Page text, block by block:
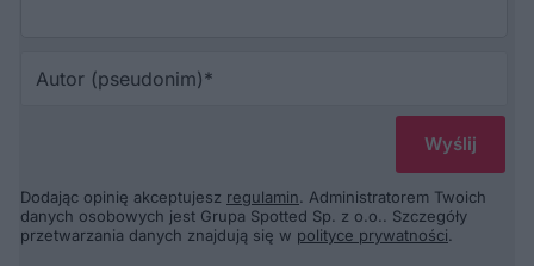
Dodając opinię akceptujesz regulamin. Administratorem Twoich
danych osobowych jest Grupa Spotted Sp. z o.o.. Szczegóły
przetwarzania danych znajdują się w polityce prywatności.